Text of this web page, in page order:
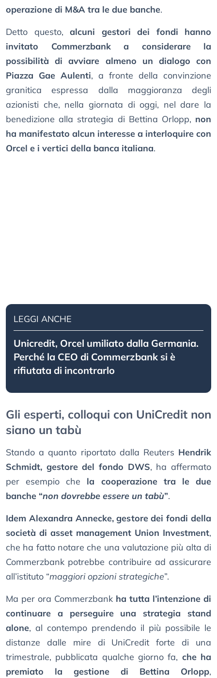
operazione di M&A tra le due banche.
Detto questo, alcuni gestori dei fondi hanno
invitato Commerzbank a considerare la
possibilità di avviare almeno un dialogo con
Piazza Gae Aulenti, a fronte della convinzione
granitica espressa dalla maggioranza degli
azionisti che, nella giornata di oggi, nel dare la
benedizione alla strategia di Bettina Orlopp, non
ha manifestato alcun interesse a interloquire con
Orcel e i vertici della banca italiana.
LEGGI ANCHE
Unicredit, Orcel umiliato dalla Germania.
Perché la CEO di Commerzbank si è
rifiutata di incontrarlo
Gli esperti, colloqui con UniCredit non
siano un tabù
Stando a quanto riportato dalla Reuters Hendrik
Schmidt, gestore del fondo DWS, ha affermato
per esempio che la cooperazione tra le due
banche “non dovrebbe essere un tabù”.
Idem Alexandra Annecke, gestore dei fondi della
società di asset management Union Investment,
che ha fatto notare che una valutazione più alta di
Commerzbank potrebbe contribuire ad assicurare
all’istituto “maggiori opzioni strategiche”.
Ma per ora Commerzbank ha tutta l’intenzione di
continuare a perseguire una strategia stand
alone, al contempo prendendo il più possibile le
distanze dalle mire di UniCredit forte di una
trimestrale, pubblicata qualche giorno fa, che ha
premiato la gestione di Bettina Orlopp,